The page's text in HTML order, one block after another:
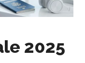
2025